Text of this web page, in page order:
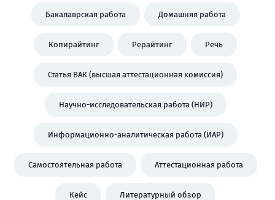
Бакалаврская работа Домашняя работа
Копирайтинг Рерайтинг Речь
Статья ВАК (высшая аттестационная комиссия)
Научно-исследовательская работа (НИР)
Информационно-аналитическая работа (ИАР)
Самостоятельная работа Аттестационная работа
Кейс Литературный обзор